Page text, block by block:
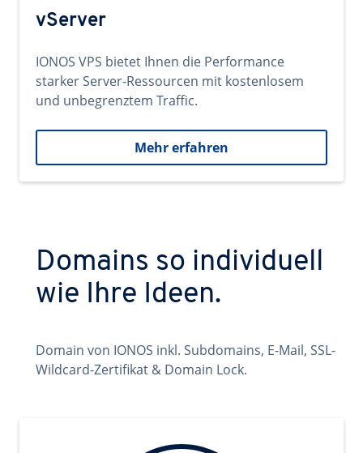
vServer
IONOS VPS bietet Ihnen die Performance
starker Server-Ressourcen mit kostenlosem
und unbegrenztem Traffic.
Mehr erfahren
Domains so individuell
wie Ihre Ideen.
Domain von IONOS inkl. Subdomains, E-Mail, SSL-
Wildcard-Zertifikat & Domain Lock.